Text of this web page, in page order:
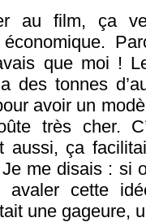
au film, ça
que moi !
des tonnes
avoir un
très cher.
aussi, ça
me disais : si
avaler cette
une gageure,